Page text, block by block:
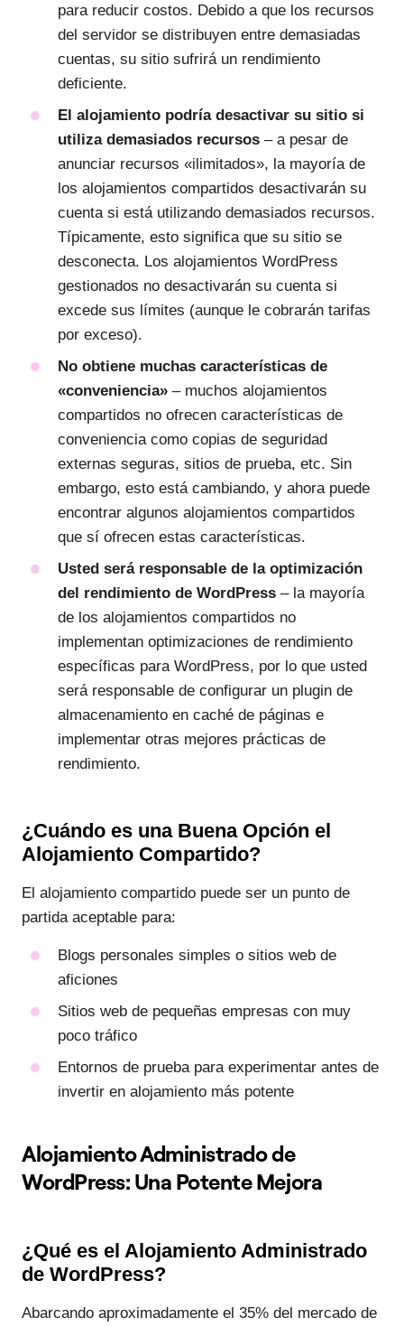
para reducir costos. Debido a que los recursos
del servidor se distribuyen entre demasiadas
cuentas, su sitio sufrirá un rendimiento
deficiente.
El alojamiento podría desactivar su sitio si
utiliza demasiados recursos – a pesar de
anunciar recursos «ilimitados», la mayoría de
los alojamientos compartidos desactivarán su
cuenta si está utilizando demasiados recursos.
Típicamente, esto significa que su sitio se
desconecta. Los alojamientos WordPress
gestionados no desactivarán su cuenta si
excede sus límites (aunque le cobrarán tarifas
por exceso).
No obtiene muchas características de
«conveniencia» – muchos alojamientos
compartidos no ofrecen características de
conveniencia como copias de seguridad
externas seguras, sitios de prueba, etc. Sin
embargo, esto está cambiando, y ahora puede
encontrar algunos alojamientos compartidos
que sí ofrecen estas características.
Usted será responsable de la optimización
del rendimiento de WordPress – la mayoría
de los alojamientos compartidos no
implementan optimizaciones de rendimiento
específicas para WordPress, por lo que usted
será responsable de configurar un plugin de
almacenamiento en caché de páginas e
implementar otras mejores prácticas de
rendimiento.
¿Cuándo es una Buena Opción el
Alojamiento Compartido?
El alojamiento compartido puede ser un punto de
partida aceptable para:
Blogs personales simples o sitios web de
aficiones
Sitios web de pequeñas empresas con muy
poco tráfico
Entornos de prueba para experimentar antes de
invertir en alojamiento más potente
Alojamiento Administrado de
WordPress: Una Potente Mejora
¿Qué es el Alojamiento Administrado
de WordPress?
Abarcando aproximadamente el 35% del mercado de